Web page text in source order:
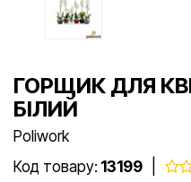
ГОРЩИК ДЛЯ
БІЛИЙ
Poliwork
Код товару: 13199